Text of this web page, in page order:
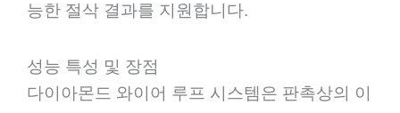
능한 절삭 결과를 지원합니다.
성능 특성 및 장점
다이아몬드 와이어 루프 시스템은 판촉상의 이